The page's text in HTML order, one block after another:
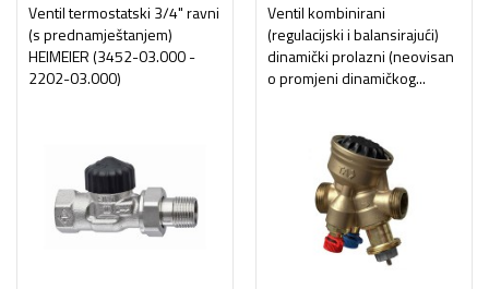
Ventil termostatski 3/4" ravni
(s prednamještanjem)
HEIMEIER (3452-03.000 -
2202-03.000)
Ventil kombinirani
(regulacijski i balansirajući)
dinamički prolazni (neovisan
o promjeni dinamičkog...